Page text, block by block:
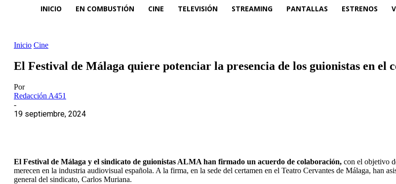
INICIO EN COMBUSTIÓN CINE TELEVISIÓN STREAMING PANTALLAS ESTRENOS
Inicio Cine
El Festival de Málaga quiere potenciar la presencia de los guionistas en el
Por
Redacción A451
-
19 septiembre, 2024
El Festival de Málaga y el sindicato de guionistas ALMA han firmado un acuerdo de colaboración, con el objetivo
merecen en la industria audiovisual española. A la firma, en la sede del certamen en el Teatro Cervantes de Málaga, han
general del sindicato, Carlos Muriana.